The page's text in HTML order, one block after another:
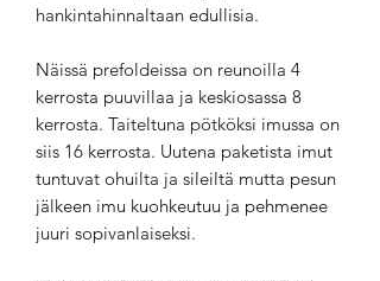
hankintahinnaltaan edullisia.
Näissä prefoldeissa on reunoilla 4
kerrosta puuvillaa ja keskiosassa 8
kerrosta. Taiteltuna pötköksi imussa on
siis 16 kerrosta. Uutena paketista imut
tuntuvat ohuilta ja sileiltä mutta pesun
jälkeen imu kuohkeutuu ja pehmenee
juuri sopivanlaiseksi.